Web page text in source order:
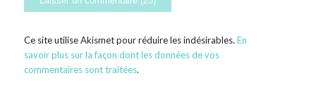
Ce site utilise Akismet pour réduire les indésirables. En
savoir plus sur la façon dont les données de vos
commentaires sont traitées.